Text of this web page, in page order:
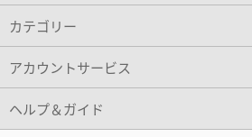
カテゴリー
アカウントサービス
ヘルプ＆ガイド